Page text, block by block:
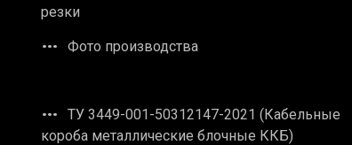
резки
Фото производства
ТУ 3449-001-50312147-2021 (Кабельные
короба металлические блочные ККБ)